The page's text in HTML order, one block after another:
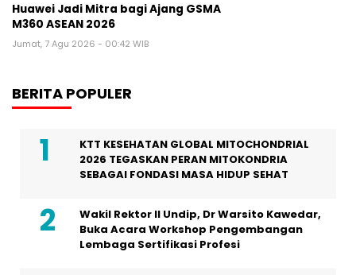
Huawei Jadi Mitra bagi Ajang GSMA
M360 ASEAN 2026
Jumat, 7 Agu 2026 - 00:42 WIB
BERITA POPULER
KTT KESEHATAN GLOBAL MITOCHONDRIAL
2026 TEGASKAN PERAN MITOKONDRIA
SEBAGAI FONDASI MASA HIDUP SEHAT
Wakil Rektor II Undip, Dr Warsito Kawedar,
Buka Acara Workshop Pengembangan
Lembaga Sertifikasi Profesi